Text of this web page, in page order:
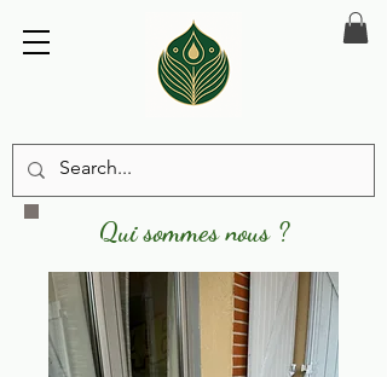
Qui sommes nous ?